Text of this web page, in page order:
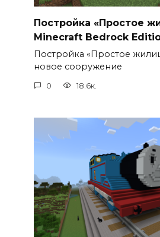
Постройка «Простое
Minecraft Bedrock
Постройка «Простое
новое сооружение
0 18.6к.